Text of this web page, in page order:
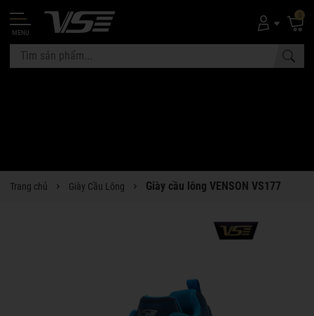
MENU
0
Trang chủ Giày Cầu Lông Giày cầu lông VENSON VS177